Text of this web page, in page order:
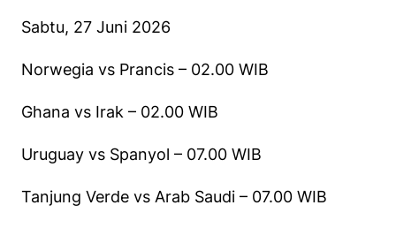
Sabtu, 27 Juni 2026
Norwegia vs Prancis – 02.00 WIB
Ghana vs Irak – 02.00 WIB
Uruguay vs Spanyol – 07.00 WIB
Tanjung Verde vs Arab Saudi – 07.00 WIB